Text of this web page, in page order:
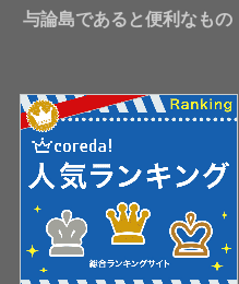
与論島であると便利なもの